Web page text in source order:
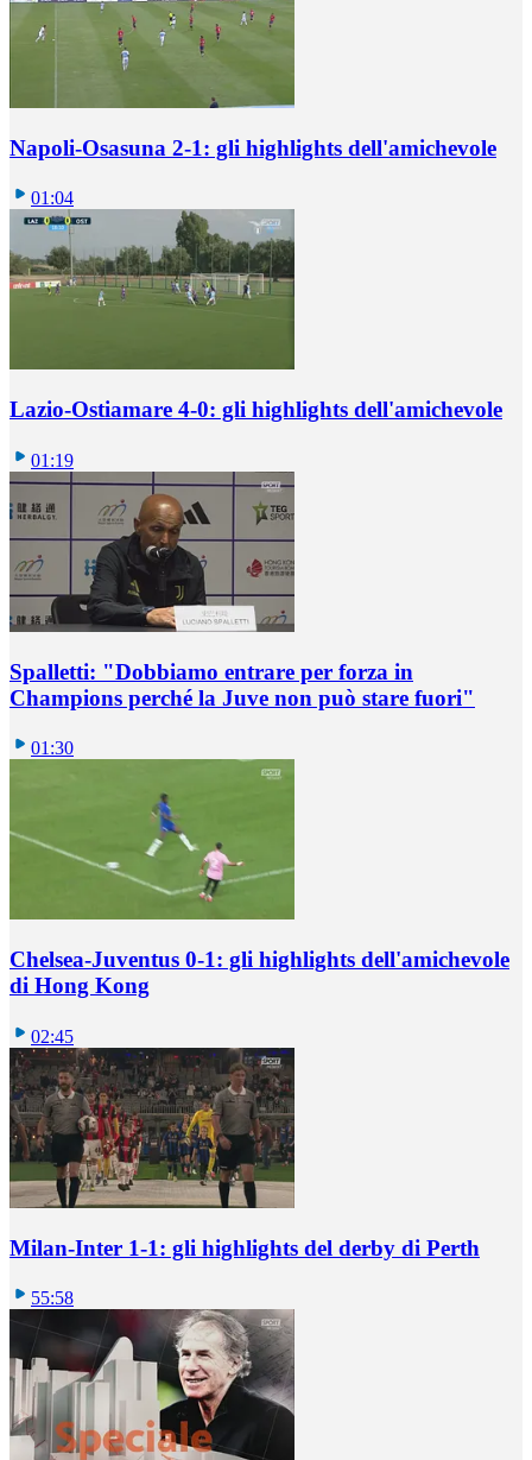
Napoli-Osasuna 2-1: gli highlights dell'amichevole
01:04
Lazio-Ostiamare 4-0: gli highlights dell'amichevole
01:19
Spalletti: "Dobbiamo entrare per forza in
Champions perché la Juve non può stare fuori"
01:30
Chelsea-Juventus 0-1: gli highlights dell'amichevole
di Hong Kong
02:45
Milan-Inter 1-1: gli highlights del derby di Perth
55:58